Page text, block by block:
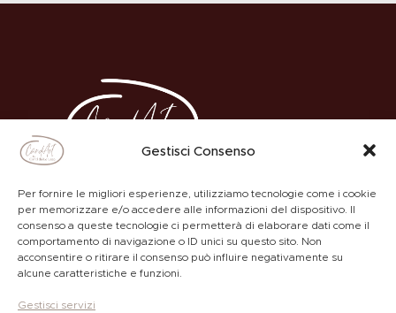
Gestisci Consenso
Per fornire le migliori esperienze, utilizziamo tecnologie come i cookie
per memorizzare e/o accedere alle informazioni del dispositivo. Il
consenso a queste tecnologie ci permetterà di elaborare dati come il
comportamento di navigazione o ID unici su questo sito. Non
acconsentire o ritirare il consenso può influire negativamente su
alcune caratteristiche e funzioni.
Gestisci servizi
ACADEMY PRIVACY POLICY